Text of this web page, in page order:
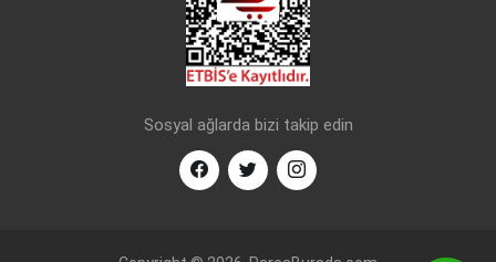
Sosyal ağlarda bizi takip edin